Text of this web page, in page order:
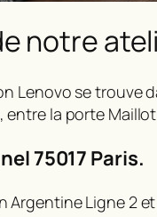
notre
Lenovo se trouve
la porte Maillot
75017 Paris.
Argentine Ligne 2